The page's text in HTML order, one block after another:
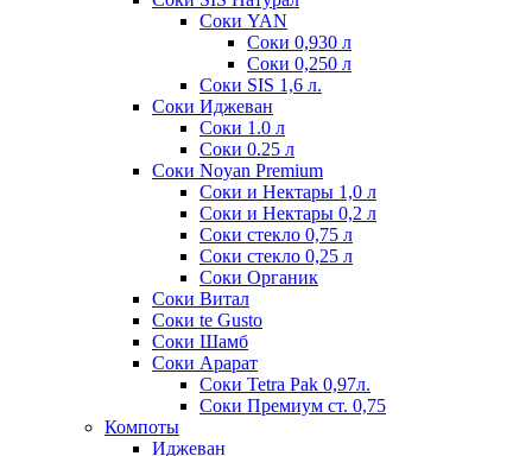
Соки YAN
Соки 0,930 л
Соки 0,250 л
Соки SIS 1,6 л.
Соки Иджеван
Соки 1.0 л
Соки 0.25 л
Соки Noyan Premium
Соки и Нектары 1,0 л
Соки и Нектары 0,2 л
Соки стекло 0,75 л
Соки стекло 0,25 л
Соки Органик
Соки Витал
Соки te Gusto
Соки Шамб
Соки Арарат
Соки Tetra Pak 0,97л.
Соки Премиум ст. 0,75
Компоты
Иджеван